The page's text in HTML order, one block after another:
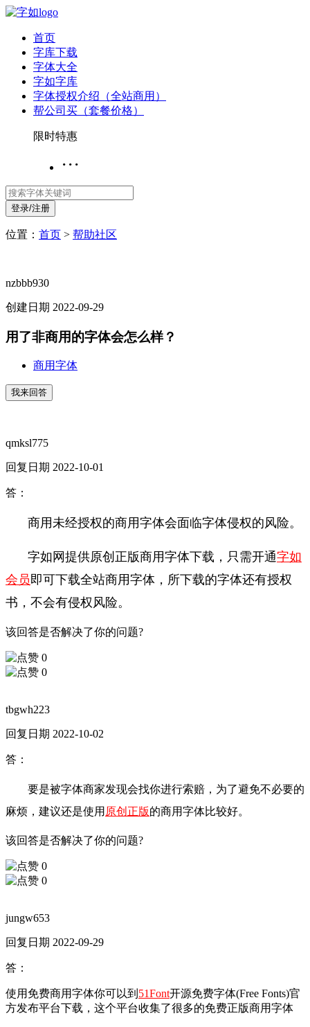
首页
字库下载
字体大全
字如字库
字体授权介绍（全站商用）
帮公司买（套餐价格）
限时特惠
···
登录/注册
位置： 首页 > 帮助社区
nzbbb930
创建日期 2022-09-29
用了非商用的字体会怎么样？
商用字体
我来回答
qmksl775
回复日期 2022-10-01
答：
商用未经授权的商用字体会面临字体侵权的风险。
字如网提供原创正版商用字体下载，只需开通字如
会员即可下载全站商用字体，所下载的字体还有授权
书，不会有侵权风险。
该回答是否解决了你的问题?
0
0
tbgwh223
回复日期 2022-10-02
答：
要是被字体商家发现会找你进行索赔，为了避免不必要的
麻烦，建议还是使用 原创正版的商用字体比较好。
该回答是否解决了你的问题?
0
0
jungw653
回复日期 2022-09-29
答：
使用免费商用字体你可以到 51Font开源免费字体(Free Fonts)官
方发布平台下载，这个平台收集了很多的免费正版商用字体